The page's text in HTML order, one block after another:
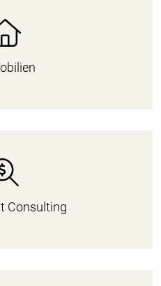
Consulting